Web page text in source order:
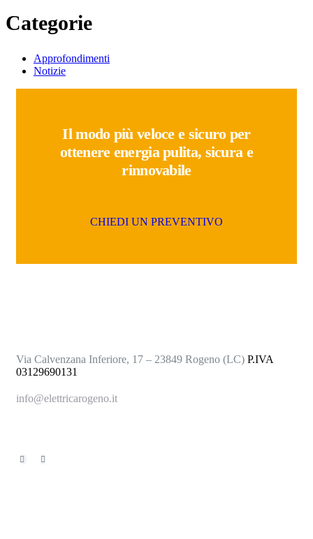
Categorie
Approfondimenti
Notizie
Il modo più veloce e sicuro per
ottenere energia pulita, sicura e
rinnovabile
CHIEDI UN PREVENTIVO
Via Calvenzana Inferiore, 17 – 23849 Rogeno (LC) P.IVA
03129690131
info@elettricarogeno.it